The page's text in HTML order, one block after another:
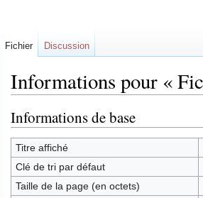
Informations pour «
Informations de base
Titre affiché
Clé de tri par défaut
Taille de la page (en octets)
Fichier Discussion